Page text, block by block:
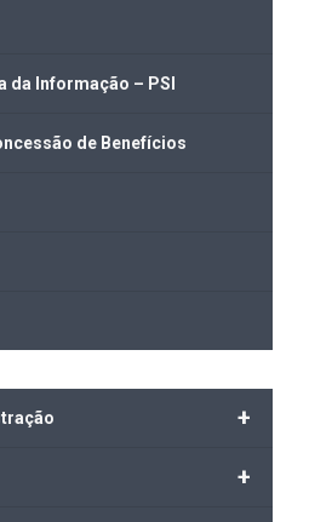
da Informação – PSI
de Benefícios
+
+